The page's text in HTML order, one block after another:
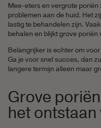
Mee-eters en vergrote
problemen aan de huid. Het
lastig te behandelen zijn.
behalen en blijkt grove
Belangrijker is echter om
Ga je voor snel succes, dan
langere termijn alleen maar
Grove
het